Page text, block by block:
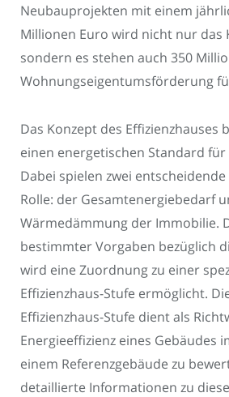
Neubauprojekten mit einem
Millionen Euro wird nicht nur das
sondern es stehen auch 350
Wohnungseigentumsförderung
Das Konzept des Effizienzhauses
einen energetischen Standard
Dabei spielen zwei
Rolle: der Gesamtenergiebedarf
Wärmedämmung der Immobilie.
bestimmter Vorgaben bezüglich
wird eine Zuordnung zu einer
Effizienzhaus-Stufe ermöglicht.
Effizienzhaus-Stufe dient als
Energieeffizienz eines Gebäudes
einem Referenzgebäude zu
detaillierte Informationen zu